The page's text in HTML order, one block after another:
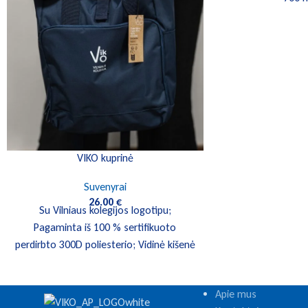
VIKO kuprinė
Suvenyrai
26.00 €
Su Vilniaus kolegijos logotipu;
Pagaminta iš 100 % sertifikuoto
perdirbto 300D poliesterio; Vidinė kišenė
Apie mus